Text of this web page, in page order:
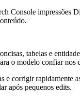
Console impressões
tabelas e
o modelo confiar nos
e corrigir rapidamente
após pequenos edits.